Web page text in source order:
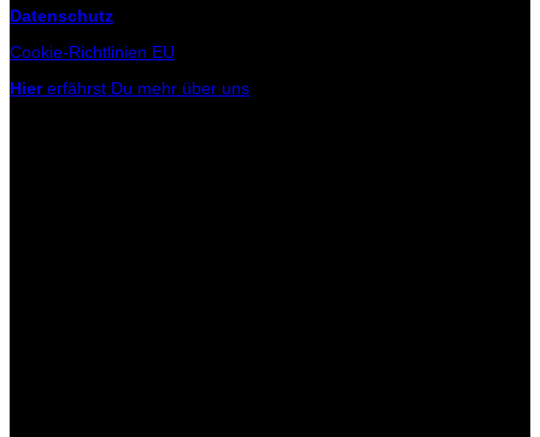
Datenschutz
Cookie-Richtlinien EU
Hiererfährst Du mehr über uns